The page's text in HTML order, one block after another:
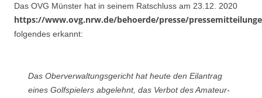
Das OVG Münster hat in seinem Ratschluss am 23.12. 2020
https://www.ovg.nrw.de/behoerde/presse/
folgendes erkannt:
Das Oberverwaltungsgericht hat heute den Eilantrag
eines Golfspielers abgelehnt, das Verbot des Amateur-